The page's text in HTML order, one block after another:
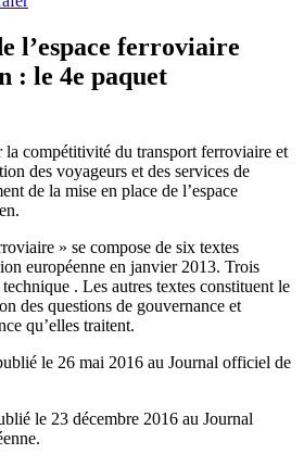
l’espace ferroviaire
: le 4e paquet
la compétitivité du transport ferroviaire et
des voyageurs et des services de
de la mise en place de l’espace
» se compose de six textes
européenne en janvier 2013. Trois
. Les autres textes constituent le
des questions de gouvernance et
qu’elles traitent.
le 26 mai 2016 au Journal officiel de
le 23 décembre 2016 au Journal